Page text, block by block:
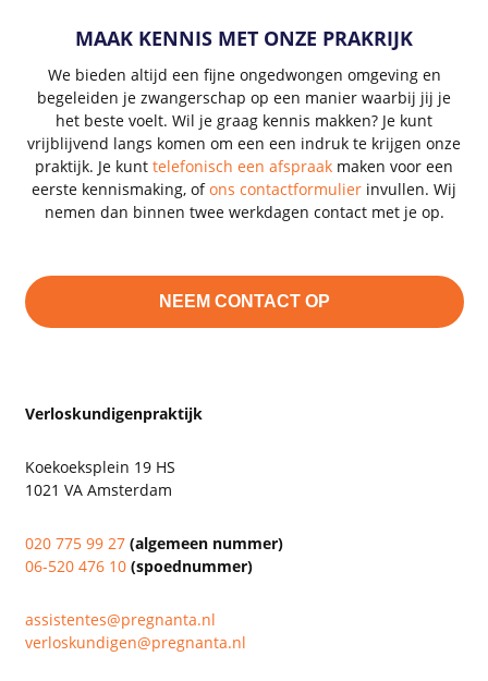
MAAK KENNIS MET ONZE PRAKRIJK
We bieden altijd een fijne ongedwongen omgeving en
begeleiden je zwangerschap op een manier waarbij jij je
het beste voelt. Wil je graag kennis makken? Je kunt
vrijblijvend langs komen om een een indruk te krijgen onze
praktijk. Je kunt telefonisch een afspraak maken voor een
eerste kennismaking, ofons contactformulier invullen. Wij
nemen dan binnen twee werkdagen contact met je op.
NEEM CONTACT OP
Verloskundigenpraktijk
Koekoeksplein 19 HS
1021 VA Amsterdam
020 775 99 27(algemeen nummer)
06-520 476 10(spoednummer)
assistentes@pregnanta.nl
verloskundigen@pregnanta.nl